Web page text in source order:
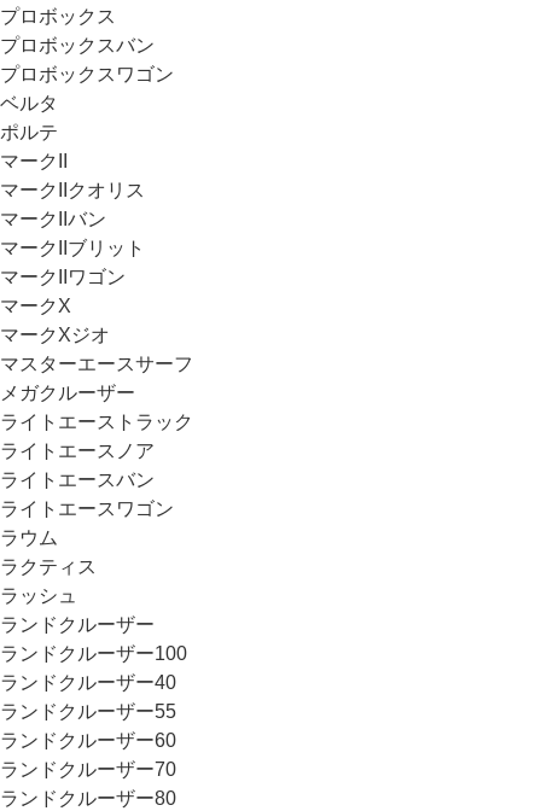
プロボックス
プロボックスバン
プロボックスワゴン
ベルタ
ポルテ
マークII
マークIIクオリス
マークIIバン
マークIIブリット
マークIIワゴン
マークX
マークXジオ
マスターエースサーフ
メガクルーザー
ライトエーストラック
ライトエースノア
ライトエースバン
ライトエースワゴン
ラウム
ラクティス
ラッシュ
ランドクルーザー
ランドクルーザー100
ランドクルーザー40
ランドクルーザー55
ランドクルーザー60
ランドクルーザー70
ランドクルーザー80